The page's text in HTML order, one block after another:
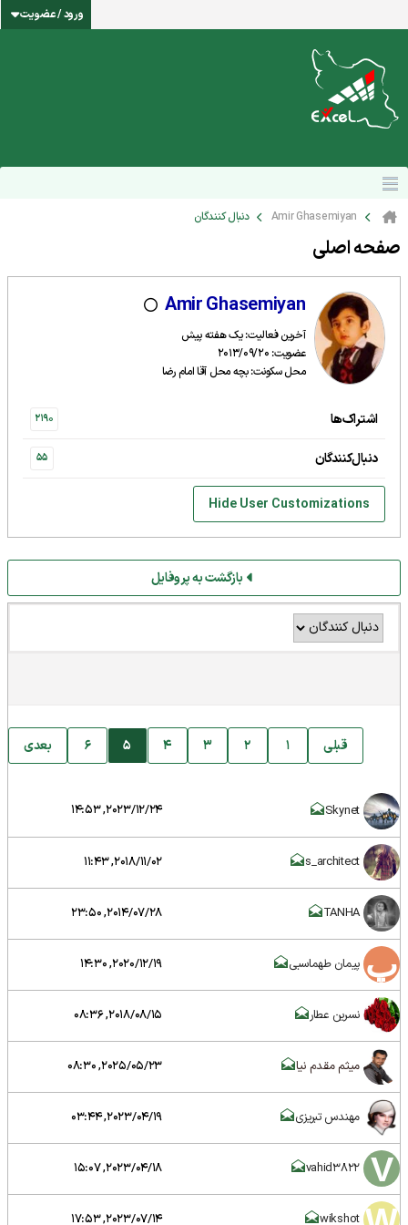
ورود / عضویت
Amir Ghasemiyan دنبال کنندگان
صفحه اصلی
Amir Ghasemiyan
آخرین فعالیت: یک هفته پیش
عضویت: 2013/09/20
محل سکونت: بچه محل آقا امام رضا
اشتراک‌ها 2190
دنبال‌کنندگان 55
Hide User Customizations
بازگشت به پروفایل
قبلی 1
2
3
4
5
6 بعدی
Skynet
2023/12/24, 14:53
s_architect
2018/11/02, 11:43
TANHA
2014/07/28, 23:50
پیمان طهماسبی 2020/12/19, 14:30
نسرین عطار 2018/08/15, 08:36
میثم مقدم نیا 2025/05/23, 08:30
مهندس تبریزی 2023/04/19, 03:44
vahid3822
2023/04/18, 15:07
wikshot
2023/07/14, 17:53